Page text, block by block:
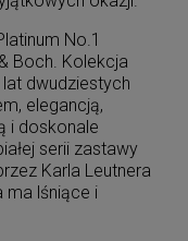
No.1
Boch. Kolekcja
dwudziestych
elegancją,
i doskonale
serii zastawy
Karla Leutnera
ma lśniące i